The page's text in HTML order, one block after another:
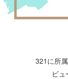
321に所
ビュ